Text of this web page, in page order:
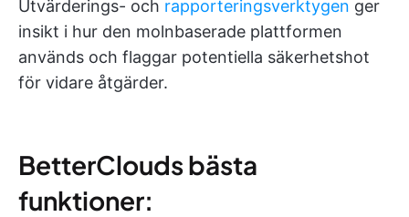
Utvärderings- och rapporteringsverktygen ger
insikt i hur den molnbaserade plattformen
används och flaggar potentiella säkerhetshot
för vidare åtgärder.
BetterClouds bästa
funktioner: